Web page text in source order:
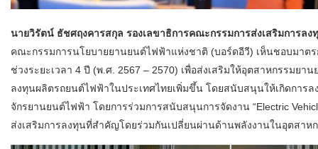
นายวิรัตน์ ธัชศฤงคารสกุล รองเลขาธิการคณะกรรมการส่งเสริมการลง
คณะกรรมการนโยบายยานยนต์ไฟฟ้าแห่งชาติ (บอร์ดอีวี) เห็นชอบมาต
ช่วงระยะเวลา 4 ปี (พ.ศ. 2567 – 2570) เพื่อส่งเสริมให้อุตสาหกรรมยา
ลงทุนผลิตรถยนต์ไฟฟ้าในประเทศไทยเพิ่มขึ้น โดยสนับสนุนให้เกิดการ
จักรยานยนต์ไฟฟ้า โดยการร่วมการสนับสนุนการจัดงาน “Electric
ส่งเสริมการลงทุนที่สำคัญโดยร่วมกันเปลี่ยนผ่านด้านพลังงานในอุตสาห